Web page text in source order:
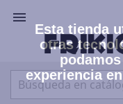

Esta tienda
otras
experiencia